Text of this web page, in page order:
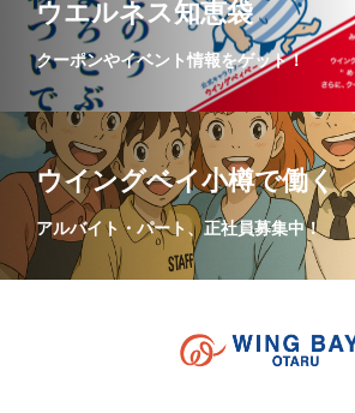
ウエルネス知恵袋
クーポンやイベント情報をゲット！
ウイングベイ小樽で働く
アルバイト・パート、正社員募集中！